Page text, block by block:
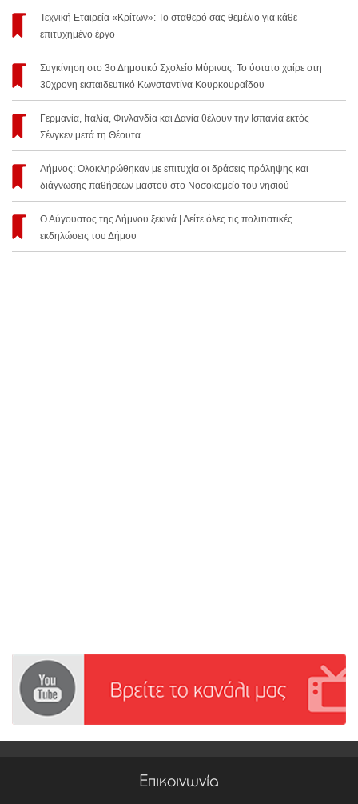
Τεχνική Εταιρεία «Κρίτων»: Το σταθερό σας θεμέλιο για κάθε
επιτυχημένο έργο
Συγκίνηση στο 3ο Δημοτικό Σχολείο Μύρινας: Το ύστατο χαίρε στη
30χρονη εκπαιδευτικό Κωνσταντίνα Κουρκουραΐδου
Γερμανία, Ιταλία, Φινλανδία και Δανία θέλουν την Ισπανία εκτός
Σένγκεν μετά τη Θέουτα
Λήμνος: Ολοκληρώθηκαν με επιτυχία οι δράσεις πρόληψης και
διάγνωσης παθήσεων μαστού στο Νοσοκομείο του νησιού
Ο Αύγουστος της Λήμνου ξεκινά | Δείτε όλες τις πολιτιστικές
εκδηλώσεις του Δήμου
Επικοινωνία